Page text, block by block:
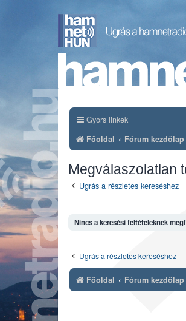
Gyors linkek
Főoldal Fórum kezdőlap
Megválaszolatlan
Ugrás a részletes kereséshez
Nincs a keresési feltételeknek
Ugrás a részletes kereséshez
Főoldal Fórum kezdőlap